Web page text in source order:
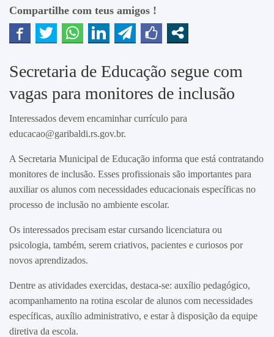
Compartilhe com teus amigos !
Secretaria de Educação segue com
vagas para monitores de inclusão
Interessados devem encaminhar currículo para
educacao@garibaldi.rs.gov.br.
A Secretaria Municipal de Educação informa que está contratando
monitores de inclusão. Esses profissionais são importantes para
auxiliar os alunos com necessidades educacionais específicas no
processo de inclusão no ambiente escolar.
Os interessados precisam estar cursando licenciatura ou
psicologia, também, serem criativos, pacientes e curiosos por
novos aprendizados.
Dentre as atividades exercidas, destaca-se: auxílio pedagógico,
acompanhamento na rotina escolar de alunos com necessidades
específicas, auxílio administrativo, e estar à disposição da equipe
diretiva da escola.